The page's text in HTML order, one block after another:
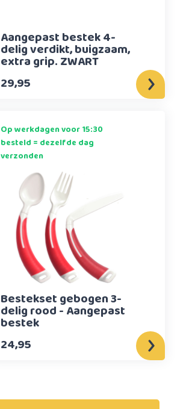
Aangepast bestek 4-
delig verdikt, buigzaam,
extra grip. ZWART
29,95
Op werkdagen voor 15:30
besteld = dezelfde dag
verzonden
Bestekset gebogen 3-
delig rood - Aangepast
bestek
24,95